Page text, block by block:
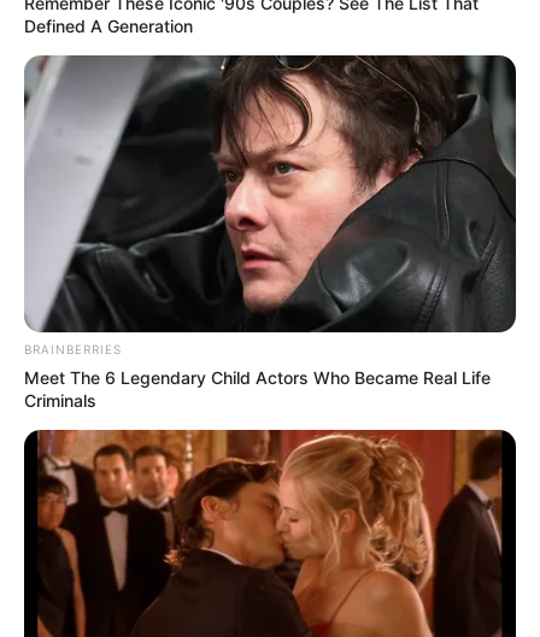
Defined A Generation
BRAINBERRIES
Meet The 6 Legendary Child Actors Who Became Real Life
Criminals